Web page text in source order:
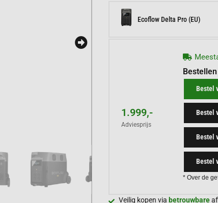
Ecoflow Delta Pro (EU)
1.999,-
Adviesprijs
Bestel
Bestel
Bestel
Bestel
* Over de
Veilig kopen via betrouwbare